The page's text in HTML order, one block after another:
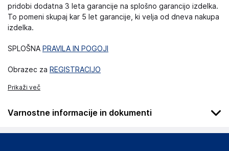
pridobi dodatna 3 leta garancije na splošno garancijo izdelka.
To pomeni skupaj kar 5 let garancije, ki velja od dneva nakupa
izdelka.
SPLOŠNA PRAVILA IN POGOJI
Obrazec za REGISTRACIJO
Prikaži več
Varnostne informacije in dokumenti
Podatki o proizvajalcu